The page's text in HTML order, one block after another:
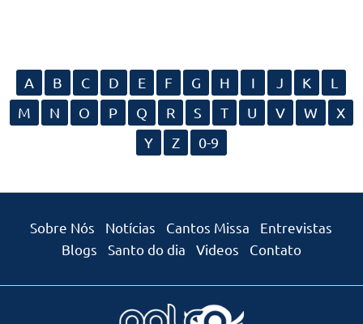
A B C D E F G H I J K
L
M
N O P Q R S T U V W
X
Y
Z 0-9
Sobre Nós Notícias Cantos Missa
Entrevistas
Blogs
Santo do dia Videos Contato